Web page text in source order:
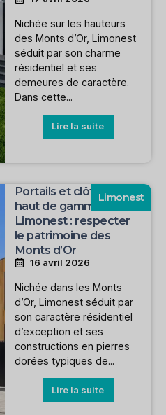
Nichée sur les hauteurs
des Monts d’Or, Limonest
séduit par son charme
résidentiel et ses
demeures de caractère.
Dans cette...
Lire la suite
Limonest
Portails et clôtures
haut de gamme à
Limonest : respecter
le patrimoine des
Monts d’Or
16 avril 2026
Nichée dans les Monts
d’Or, Limonest séduit par
son caractère résidentiel
d’exception et ses
constructions en pierres
dorées typiques de...
Lire la suite